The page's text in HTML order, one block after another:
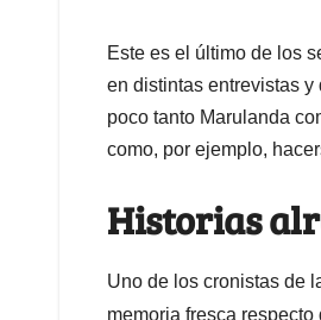
Este es el último de los
en distintas entrevistas
poco tanto Marulanda
como, por ejemplo,
Historias
Uno de los cronistas de
memoria fresca